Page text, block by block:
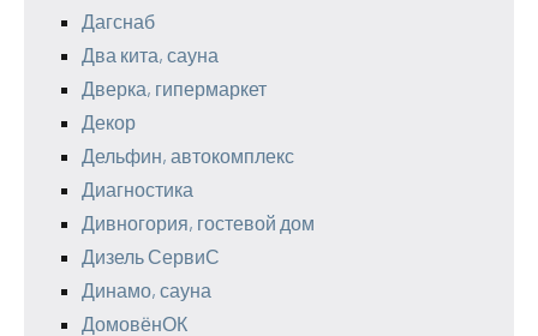
Дагснаб
Два кита, сауна
Дверка, гипермаркет
Декор
Дельфин, автокомплекс
Диагностика
Дивногория, гостевой дом
Дизель СервиС
Динамо, сауна
ДомовёнОК